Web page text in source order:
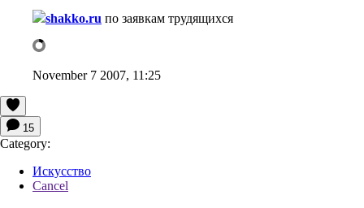
shakko.ru по заявкам трудящихся
November 7 2007, 11:25
15
Category:
Искусство
Cancel